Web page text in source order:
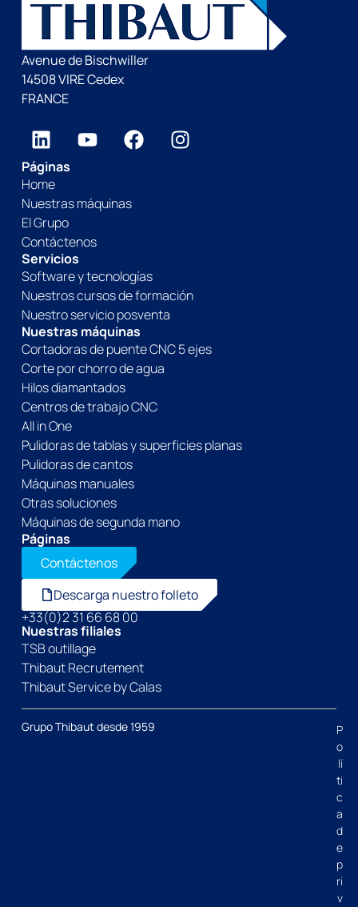
Avenue de Bischwiller
14508 VIRE Cedex
FRANCE
Páginas
Home
Nuestras máquinas
El Grupo
Contáctenos
Servicios
Software y tecnologías
Nuestros cursos de formación
Nuestro servicio posventa
Nuestras máquinas
Cortadoras de puente CNC 5 ejes
Corte por chorro de agua
Hilos diamantados
Centros de trabajo CNC
All in One
Pulidoras de tablas y superficies planas
Pulidoras de cantos
Máquinas manuales
Otras soluciones
Máquinas de segunda mano
Páginas
Contáctenos
Descarga nuestro folleto
+33(0)2 31 66 68 00
Nuestras filiales
TSB outillage
Thibaut Recrutement
Thibaut Service by Calas
Grupo Thibaut desde 1959
P
o
lí
ti
c
a
d
e
p
ri
v